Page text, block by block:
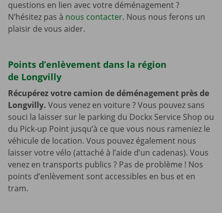
questions en lien avec votre déménagement ?
N’hésitez pas à nous contacter. Nous nous ferons un
plaisir de vous aider.
Points d’enlèvement dans la région
de Longvilly
Récupérez votre camion de déménagement près de
Longvilly. Vous venez en voiture ? Vous pouvez sans
souci la laisser sur le parking du Dockx Service Shop ou
du Pick-up Point jusqu’à ce que vous nous rameniez le
véhicule de location. Vous pouvez également nous
laisser votre vélo (attaché à l’aide d’un cadenas). Vous
venez en transports publics ? Pas de problème ! Nos
points d’enlèvement sont accessibles en bus et en
tram.